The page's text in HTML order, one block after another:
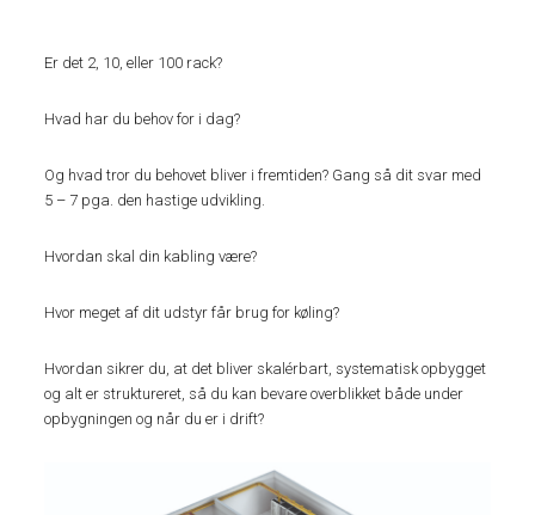
Er det 2, 10, eller 100 rack?
Hvad har du behov for i dag?
Og hvad tror du behovet bliver i fremtiden? Gang så dit svar med
5 – 7 pga. den hastige udvikling.
Hvordan skal din kabling være?
Hvor meget af dit udstyr får brug for køling?
Hvordan sikrer du, at det bliver skalérbart, systematisk opbygget
og alt er struktureret, så du kan bevare overblikket både under
opbygningen og når du er i drift?